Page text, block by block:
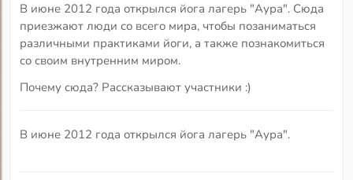
В июне 2012 года открылся йога лагерь "Аура". Сюда
приезжают люди со всего мира, чтобы позаниматься
различными практиками йоги, а также познакомиться
со своим внутренним миром.
Почему сюда? Рассказывают участники :)
В июне 2012 года открылся йога лагерь "Аура".